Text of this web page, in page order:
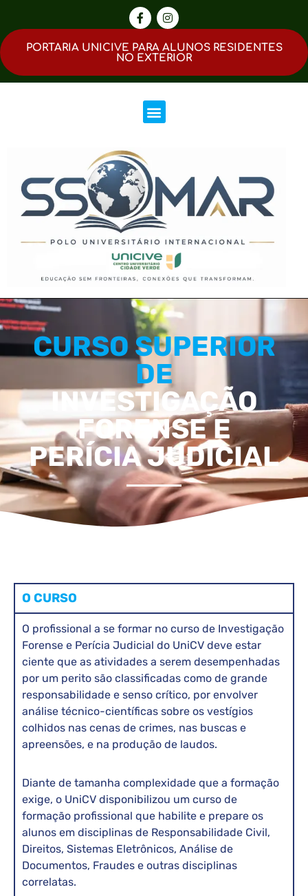
PORTARIA UNICIVE PARA ALUNOS RESIDENTES
NO EXTERIOR
CURSO SUPERIOR
DE
INVESTIGAÇÃO
FORENSE E
PERÍCIA JUDICIAL
O CURSO
O profissional a se formar no curso de Investigação
Forense e Perícia Judicial do UniCV deve estar
ciente que as atividades a serem desempenhadas
por um perito são classificadas como de grande
responsabilidade e senso crítico, por envolver
análise técnico-científicas sobre os vestígios
colhidos nas cenas de crimes, nas buscas e
apreensões, e na produção de laudos.
Diante de tamanha complexidade que a formação
exige, o UniCV disponibilizou um curso de
formação profissional que habilite e prepare os
alunos em disciplinas de Responsabilidade Civil,
Direitos, Sistemas Eletrônicos, Análise de
Documentos, Fraudes e outras disciplinas
correlatas.